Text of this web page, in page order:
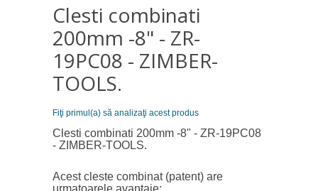
Clesti combinati
200mm -8" - ZR-
19PC08 - ZIMBER-
TOOLS.
Fiţi primul(a) să analizaţi acest produs
Clesti combinati 200mm -8" - ZR-19PC08
- ZIMBER-TOOLS.
Acest cleste combinat (patent) are
urmatoarele avantaje: